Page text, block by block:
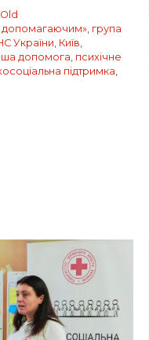
, група
України Київ
допомога психічне
підтримка